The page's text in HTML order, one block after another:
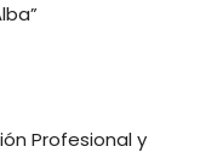
Profesional y